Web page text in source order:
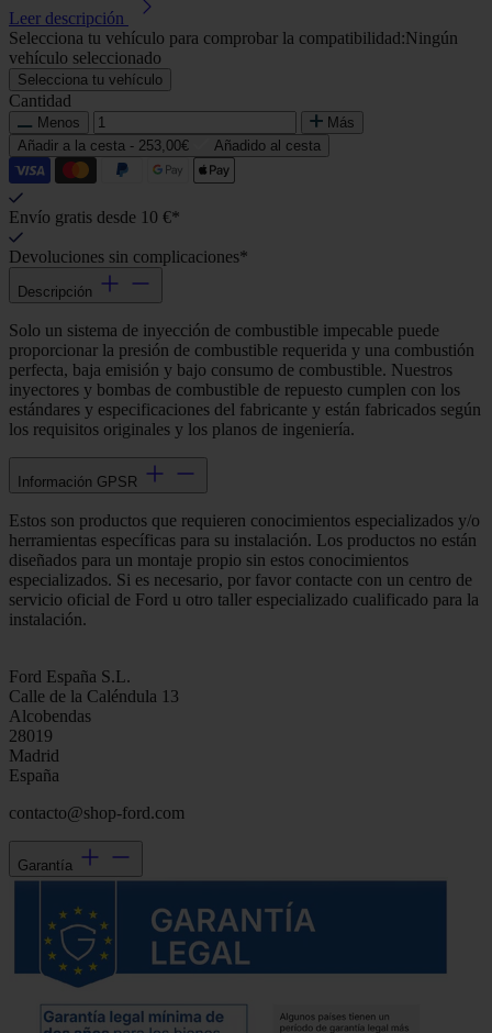
Leer descripción
Selecciona tu vehículo para comprobar la compatibilidad:Ningún
vehículo seleccionado
Selecciona tu vehículo
Cantidad
Menos
Más
Añadir a la cesta - 253,00€ Añadido al cesta
Envío gratis desde 10 €*
Devoluciones sin complicaciones*
Descripción
Solo un sistema de inyección de combustible impecable puede
proporcionar la presión de combustible requerida y una combustión
perfecta, baja emisión y bajo consumo de combustible. Nuestros
inyectores y bombas de combustible de repuesto cumplen con los
estándares y especificaciones del fabricante y están fabricados según
los requisitos originales y los planos de ingeniería.
Información GPSR
Estos son productos que requieren conocimientos especializados y/o
herramientas específicas para su instalación. Los productos no están
diseñados para un montaje propio sin estos conocimientos
especializados. Si es necesario, por favor contacte con un centro de
servicio oficial de Ford u otro taller especializado cualificado para la
instalación.
Ford España S.L.
Calle de la Caléndula 13
Alcobendas
28019
Madrid
España
contacto@shop-ford.com
Garantía